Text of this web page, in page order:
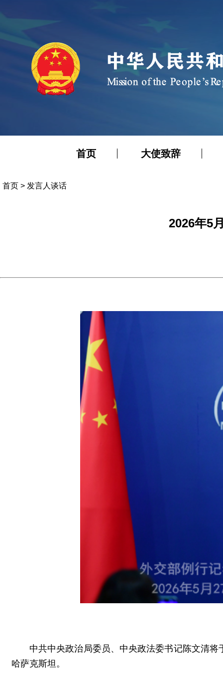
首页 大使致辞
首页 > 发言人谈话
2026年5
中共中央政治局委员、中央政法委书记陈文清
哈萨克斯坦。